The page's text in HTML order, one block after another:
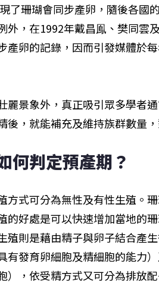
了珊瑚會同步產卵，隨後各國
外，在1992年戴昌鳯、樊同雲
產卵的記錄，因而引發媒體於
麗景象外，真正吸引眾多學者
後，就能補充及維持族群數量
何判定預產期？
方式可分為無性及有性生殖。
的好處是可以快速增加當地的
殖則是藉由精子與卵子結合產
有發育卵細胞及精細胞的能力
），依受精方式又可分為排放